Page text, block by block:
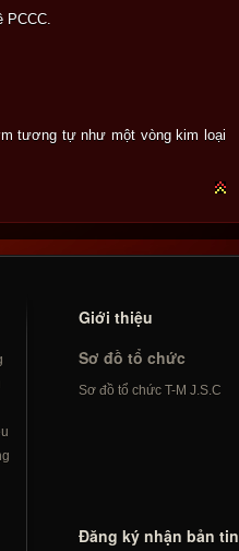
tương tự như một vòng kim loại
Giới thiệu
Sơ đồ tổ chức
Sơ đồ tổ chức T-M J.S.C
Đăng ký nhận bản tin